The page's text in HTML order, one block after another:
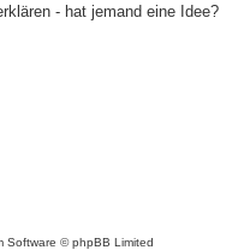
- hat jemand eine Idee?
Software © phpBB Limited